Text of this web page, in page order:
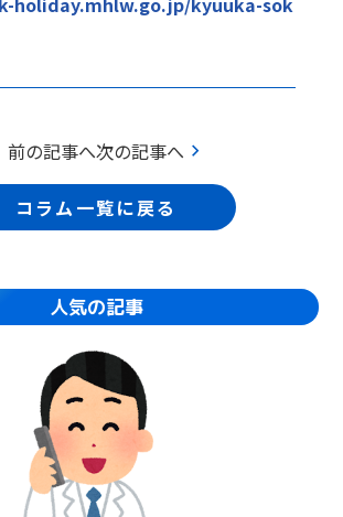
前の記事へ次の記事へ chevron_right
コラム一覧に戻る
人気の記事